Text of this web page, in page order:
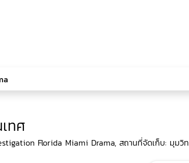
ทศ
Florida Miami Drama, สถานที่จัดเก็บ: มุมวิ